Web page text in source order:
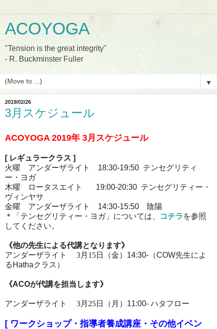
ACOYOGA
"Tension is the great integrity"
- R. Buckminster Fuller
▼
2019/02/26
3月スケジュール
ACOYOGA 2019年 3月スケジュール
[ レギュラークラス ]
火曜 アンダーザライト 18:30-19:50 テンセグリティ
ー・ヨガ
木曜 ロータスエイト 19:00-20:30 テンセグリティー・
ヴィンヤサ
金曜 アンダーザライト 14:30-15:50 陰陽
＊「テンセグリティー・ヨガ」については、
コチラ を参照
してください。
《他の先生による代講となります》
アンダーザライト 3月15日（金） 14:30-（COW先生によ
るHathaクラス）
《ACOが代講を担当します》
アンダーザライト 3月25日（月） 11:00- ハタフロー
[ ワークショップ・指導者養成講座・その他イベン